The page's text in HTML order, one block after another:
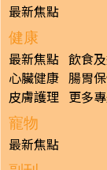
最新焦點
健康
最新焦點 飲食
心臟健康 腸胃
皮膚護理 更多
寵物
最新焦點